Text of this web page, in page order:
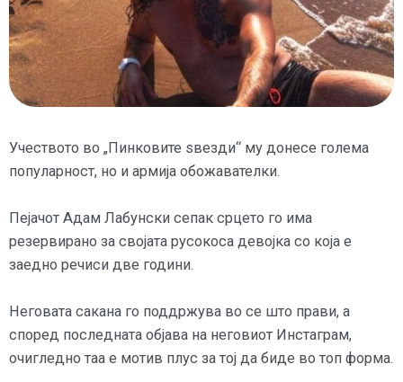
Учеството во „Пинковите ѕвезди“ му донесе голема
популарност, но и армија обожавателки.
Пејачот Адам Лабунски сепак срцето го има
резервирано за својата русокоса девојка со која е
заедно речиси две години.
Неговата сакана го поддржува во се што прави, а
според последната објава на неговиот Инстаграм,
очигледно таа е мотив плус за тој да биде во топ форма.